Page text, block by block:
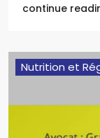
continue
Nutrition et